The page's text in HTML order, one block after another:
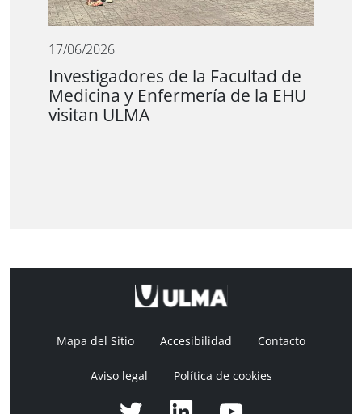
17/06/2026
Investigadores de la Facultad de
Medicina y Enfermería de la EHU
visitan ULMA
Mapa del Sitio Accesibilidad Contacto
Aviso legal Política de cookies